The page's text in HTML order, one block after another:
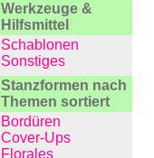
Werkzeuge &
Hilfsmittel
Schablonen
Sonstiges
Stanzformen nach
Themen sortiert
Bordüren
Cover-Ups
Florales